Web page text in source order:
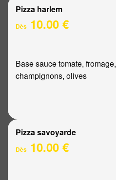
Pizza harlem
Dès 10.00 €
Base sauce tomate,
champignons, olives
Pizza savoyarde
Dès 10.00 €